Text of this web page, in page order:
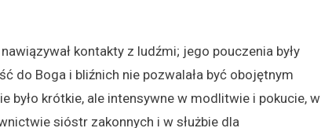
kontakty z ludźmi; jego pouczenia były
do Boga i bliźnich nie pozwalała być obojętnym
było krótkie, ale intensywne w modlitwie i pokucie, w
sióstr zakonnych i w służbie dla